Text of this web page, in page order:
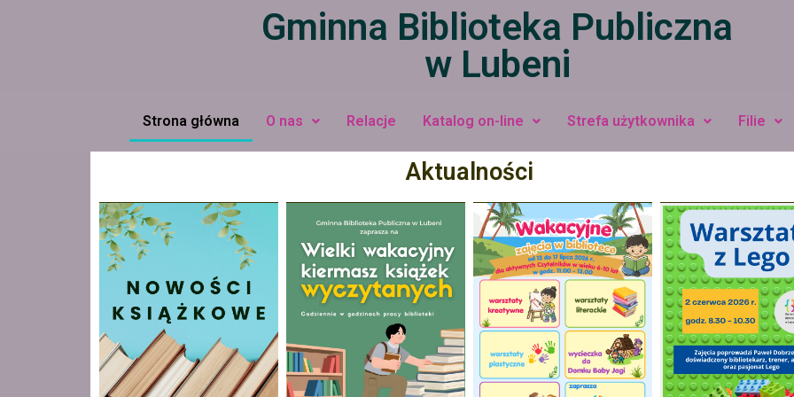
Gminna Biblioteka Publiczna
w Lubeni
Strona główna O nas Relacje Katalog on-line Strefa użytkownika Filie
Aktualności